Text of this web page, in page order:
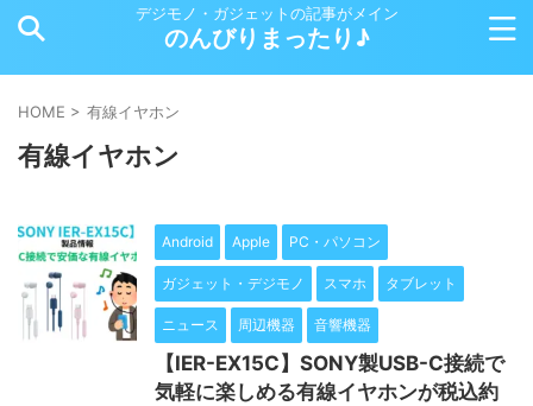
デジモノ・ガジェットの記事がメイン
のんびりまったり♪
HOME > 有線イヤホン
有線イヤホン
Android Apple PC・パソコン
ガジェット・デジモノ スマホ タブレット
ニュース 周辺機器 音響機器
【IER-EX15C】SONY製USB-C接続で
気軽に楽しめる有線イヤホンが税込約